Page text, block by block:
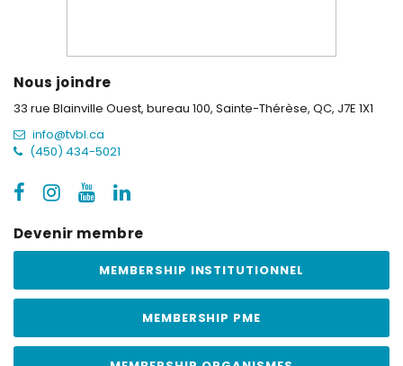
Nous joindre
33 rue Blainville Ouest, bureau 100, Sainte-Thérèse, QC, J7E 1X1
info@tvbl.ca
(450) 434-5021
Devenir membre
MEMBERSHIP INSTITUTIONNEL
MEMBERSHIP PME